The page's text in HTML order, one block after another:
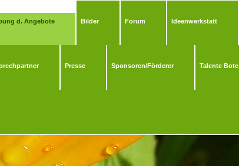
d. Angebote Bilder Forum Ideenwerkstatt
Presse Sponsoren/Förderer Talente Bote